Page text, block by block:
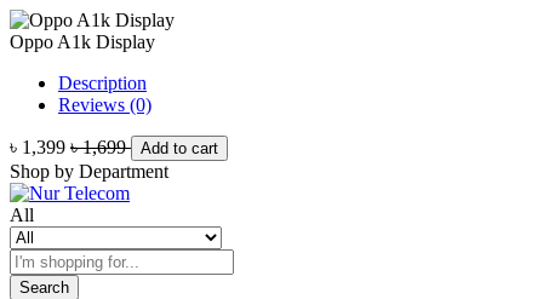
Oppo A1k Display
Description
Reviews (0)
৳ 1,399 ৳ 1,699 Add to cart
Shop by Department
All
Search